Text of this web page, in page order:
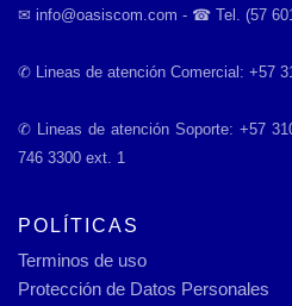
✉︎ info@oasiscom.com - ☎︎ Tel. (57
✆ Lineas de atención Comercial: +57
✆ Lineas de atención Soporte: +57
746 3300 ext. 1
POLÍTICAS
Terminos de uso
Protección de Datos Personales